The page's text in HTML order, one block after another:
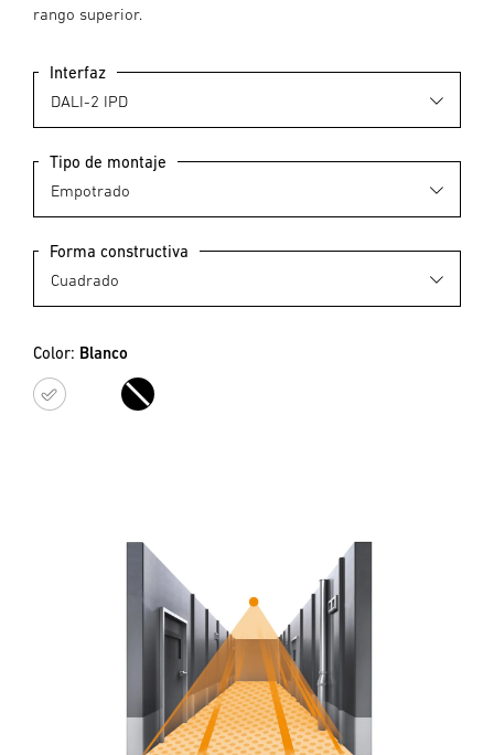
rango superior.
Interfaz
Tipo de montaje
Forma constructiva
Color: Blanco
BlancoNegro